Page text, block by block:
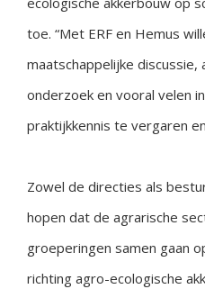
toe. “Met ERF en Hemus
maatschappelijke discussie,
onderzoek en vooral velen
praktijkkennis te vergaren
Zowel de directies als
hopen dat de agrarische
groeperingen samen gaan
richting agro-ecologische